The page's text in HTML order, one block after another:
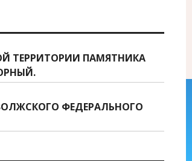
ТЕРРИТОРИИ ПАМЯТНИКА
ФЕДЕРАЛЬНОГО